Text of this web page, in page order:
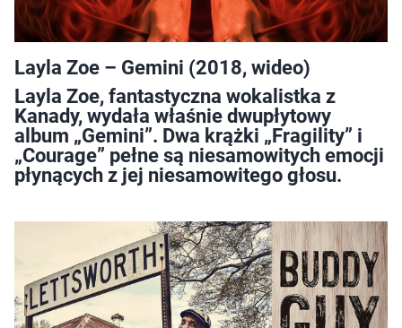
Layla Zoe – Gemini (2018, wideo)
Layla Zoe, fantastyczna wokalistka z
Kanady, wydała właśnie dwupłytowy
album „Gemini”. Dwa krążki „Fragility” i
„Courage” pełne są niesamowitych emocji
płynących z jej niesamowitego głosu.